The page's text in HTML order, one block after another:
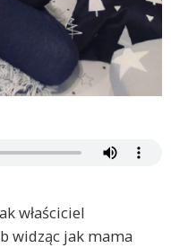
właściciel
widząc jak mama